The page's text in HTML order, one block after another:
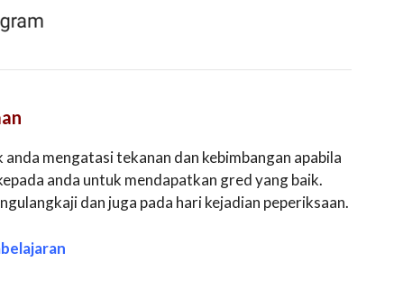
mengatasi tekanan dan kebimbangan apabila
anda untuk mendapatkan gred yang baik.
dan juga pada hari kejadian peperiksaan.